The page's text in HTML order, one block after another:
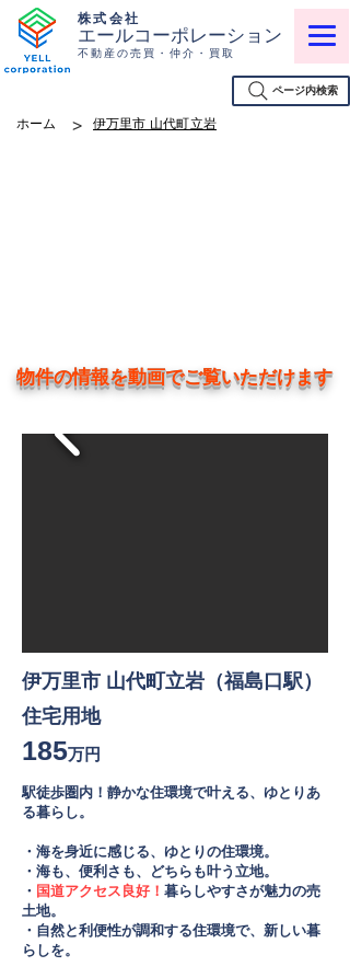
株式会社
エールコーポレーション
不動産の売買・仲介・買取
ページ内検索
ホーム > 伊万里市 山代町立岩
物件の情報を動画でご覧いただけます
伊万里市 山代町立岩（福島口駅）
住宅用地
185万円
駅徒歩圏内！静かな住環境で叶える、ゆとりあ
る暮らし。
・海を身近に感じる、ゆとりの住環境。
・海も、便利さも、どちらも叶う立地。
・ 国道アクセス良好！ 暮らしやすさが魅力の売
土地。
・自然と利便性が調和する住環境で、新しい暮
らしを。